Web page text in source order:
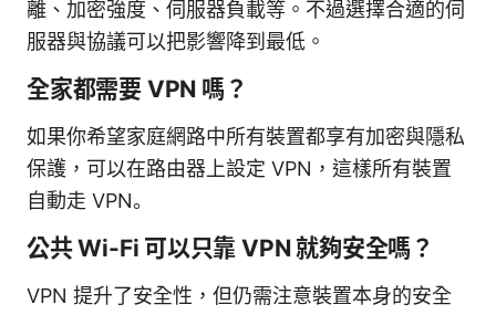
離、加密強度、伺服器負載等。不過選擇合適的伺
服器與協議可以把影響降到最低。
全家都需要 VPN 嗎？
如果你希望家庭網路中所有裝置都享有加密與隱私
保護，可以在路由器上設定 VPN，這樣所有裝置
自動走 VPN。
公共 Wi-Fi 可以只靠 VPN 就夠安全嗎？
VPN 提升了安全性，但仍需注意裝置本身的安全